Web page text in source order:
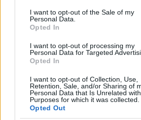
consent section.
I want to opt-out of the Sale of my
Personal Data.
Opted In
I want to opt-out of processing my
Personal Data for Targeted
Opted In
I want to opt-out of Collection, Use,
Retention, Sale, and/or Sharing of
Personal Data that Is Unrelated
Purposes for which it was collected.
Opted Out
Oszd meg ezt a posztot:
via
Email